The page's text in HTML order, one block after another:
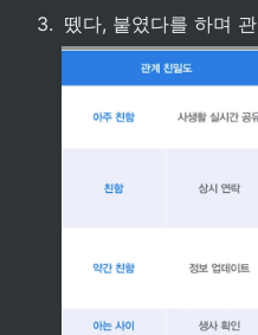
3. 뗐다, 붙였다를 하며